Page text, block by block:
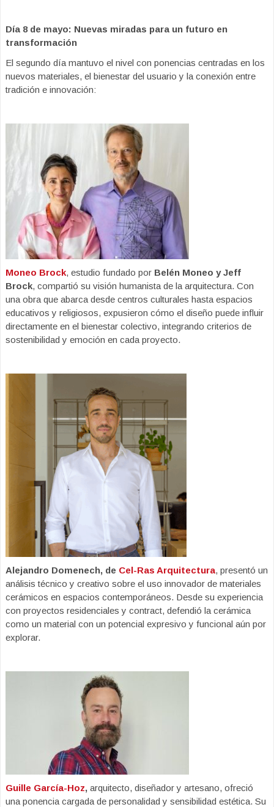
Día 8 de mayo: Nuevas miradas para un futuro en
transformación
El segundo día mantuvo el nivel con ponencias centradas en los
nuevos materiales, el bienestar del usuario y la conexión entre
tradición e innovación:
Moneo Brock, estudio fundado por Belén Moneo y Jeff
Brock, compartió su visión humanista de la arquitectura. Con
una obra que abarca desde centros culturales hasta espacios
educativos y religiosos, expusieron cómo el diseño puede influir
directamente en el bienestar colectivo, integrando criterios de
sostenibilidad y emoción en cada proyecto.
Alejandro Domenech, de Cel-Ras Arquitectura, presentó un
análisis técnico y creativo sobre el uso innovador de materiales
cerámicos en espacios contemporáneos. Desde su experiencia
con proyectos residenciales y contract, defendió la cerámica
como un material con un potencial expresivo y funcional aún por
explorar.
Guille García-Hoz, arquitecto, diseñador y artesano, ofreció
una ponencia cargada de personalidad y sensibilidad estética. Su